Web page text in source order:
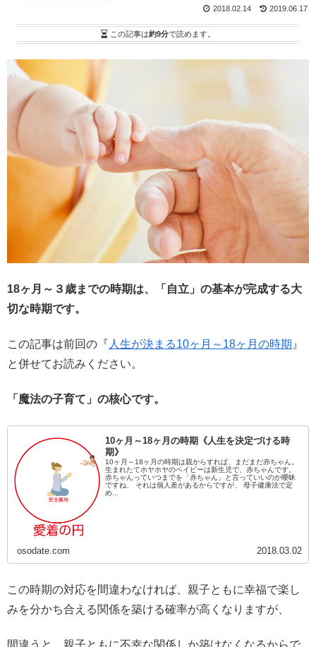
2019.06.17
2018.02.14
この記事は約9分で読めます。
18ヶ月～３歳までの時期は、「自立」の基本が完成する大
切な時期です。
この記事は前回の『 人生が決まる10ヶ月～18ヶ月の時期 』
と併せてお読みください。
「魔法の子育て」の核心です。
10ヶ月～18ヶ月の時期《人生を決定づける時
期》
10ヶ月～18ヶ月の時期は親からすれば、まだまだ赤ちゃん。
生まれたてホヤホヤのベイビーは新生児で、赤ちゃんです。
赤ちゃんっていつまでを「赤ちゃん」と言っていいのか曖昧
ですね、 それは個人差があるからですが、 母子健康法で定
め...
osodate.com 2018.03.02
この時期の対応を間違わなければ、親子ともに幸福で楽し
みを分かち合える関係を築ける確率が高くなりますが、
間違うと、親子ともに不幸な関係しか築けなくなるからで